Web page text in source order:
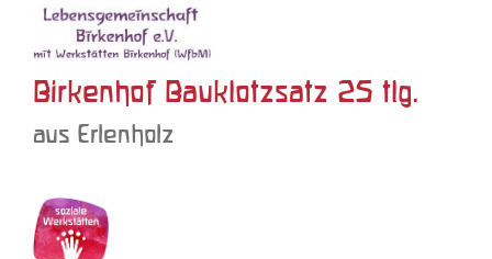
Birkenhof Bauklotzsatz 25 tlg.
aus Erlenholz